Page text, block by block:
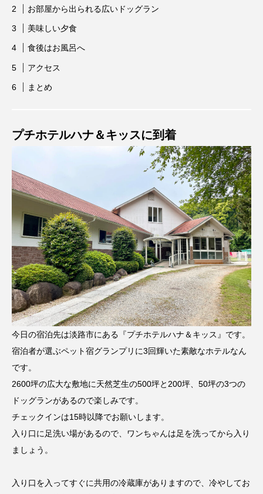
お部屋から出られる広いドッグラン
美味しい夕食
食後はお風呂へ
アクセス
まとめ
プチホテルハナ＆キッスに到着
今日の宿泊先は淡路市にある『プチホテルハナ＆キッス』です。
宿泊者が選ぶペット宿グランプリに3回輝いた素敵なホテルなん
です。
2600坪の広大な敷地に天然芝生の500坪と200坪、50坪の3つの
ドッグランがあるので楽しみです。
チェックインは15時以降でお願いします。
入り口に足洗い場があるので、ワンちゃんは足を洗ってから入り
ましょう。
入り口を入ってすぐに共用の冷蔵庫がありますので、冷やしてお